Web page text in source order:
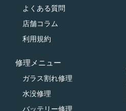
よくある質問
店舗コラム
利用規約
修理メニュー
ガラス割れ修理
水没修理
バッテリー修理